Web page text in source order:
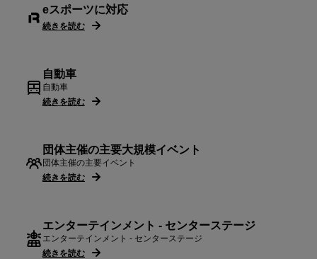
eスポーツに対応
続きを読む
自動車
自動車
続きを読む
団体主催の主要大規模イベント
団体主催の主要イベント
続きを読む
エンターテインメント - センターステージ
エンターテインメント - センターステージ
続きを読む